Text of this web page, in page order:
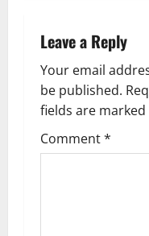
i
g
a
t
Leave a Reply
Your email
be published.
fields are marked
Comment*